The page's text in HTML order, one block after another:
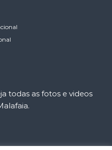
todas as fotos e videos